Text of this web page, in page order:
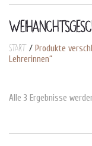
Start / Produkte
Lehrerinnen“
Alle 3 Ergebnisse